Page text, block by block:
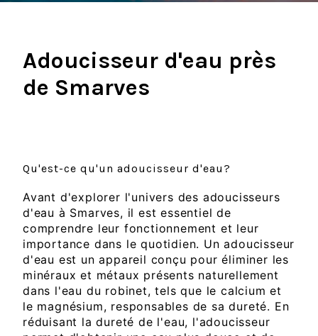
Adoucisseur d'eau près
de Smarves
Qu'est-ce qu'un adoucisseur d'eau?
Avant d'explorer l'univers des adoucisseurs
d'eau à Smarves, il est essentiel de
comprendre leur fonctionnement et leur
importance dans le quotidien. Un adoucisseur
d'eau est un appareil conçu pour éliminer les
minéraux et métaux présents naturellement
dans l'eau du robinet, tels que le calcium et
le magnésium, responsables de sa dureté. En
réduisant la dureté de l'eau, l'adoucisseur